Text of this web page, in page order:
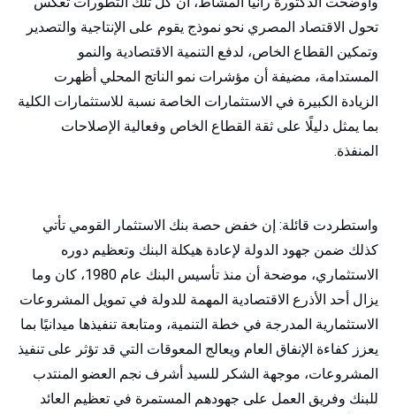
تحول الاقتصاد المصري نحو نموذج يقوم على الإنتاجية والتصدير
وتمكين القطاع الخاص، لدفع التنمية الاقتصادية والنمو
المستدامة، مضيفة أن مؤشرات نمو الناتج المحلي أظهرت
الزيادة الكبيرة في الاستثمارات الخاصة نسبة للاستثمارات الكلية
بما يمثل دليلًا على ثقة القطاع الخاص وفعالية الإصلاحات
المنفذة.
واستطردت قائلة: إن خفض حصة بنك الاستثمار القومي تأتي
كذلك ضمن جهود الدولة لإعادة هيكلة البنك وتعظيم دوره
الاستثماري، موضحة أن منذ تأسيس البنك عام 1980، كان وما
يزال أحد الأذرع الاقتصادية المهمة للدولة في تمويل المشروعات
الاستثمارية المدرجة في خطة التنمية، ومتابعة تنفيذها ميدانيًا بما
يعزز كفاءة الإنفاق العام ويعالج المعوقات التي قد تؤثر على تنفيذ
المشروعات، موجهة الشكر للسيد أشرف نجم العضو المنتدب
للبنك وفريق العمل على جهودهم المستمرة في تعظيم العائد